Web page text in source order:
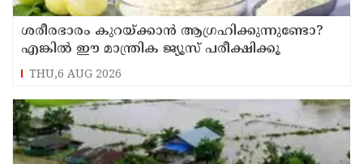
ശരീരഭാരം കുറയ്ക്കാൻ ആഗ്രഹിക്കുന്നുണ്ടോ?
എങ്കിൽ ഈ മാന്ത്രിക ജ്യൂസ് പരീക്ഷിക്കൂ
THU,6 AUG 2026